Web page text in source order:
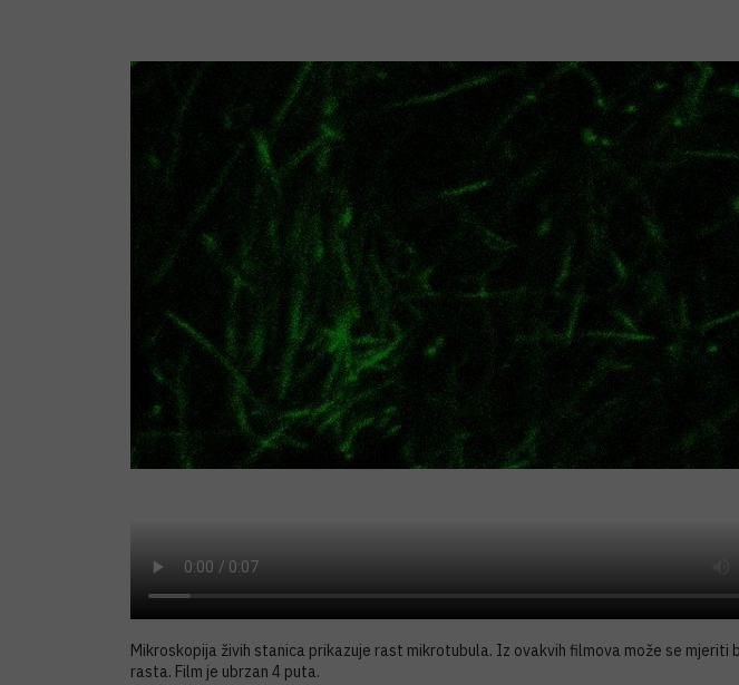
Mikroskopija živih stanica prikazuje rast mikrotubula. Iz ovakvih filmova može se mjeriti
rasta. Film je ubrzan 4 puta.